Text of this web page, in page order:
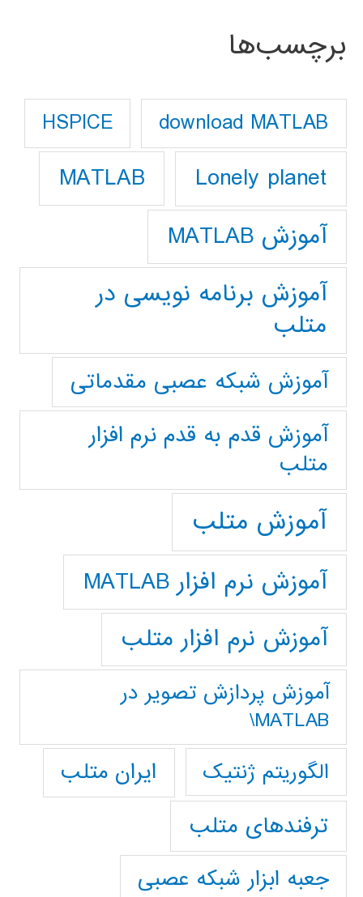
برچسب‌ها
download MATLAB
HSPICE
Lonely planet
MATLAB
آموزش MATLAB
آموزش برنامه نویسی در
متلب
آموزش شبکه عصبی مقدماتی
آموزش قدم به قدم نرم افزار
متلب
آموزش متلب
آموزش نرم افزار MATLAB
آموزش نرم افزار متلب
آموزش پردازش تصوير در
MATLAB\
الگوریتم ژنتیک
ایران متلب
ترفندهای متلب
جعبه ابزار شبکه عصبی